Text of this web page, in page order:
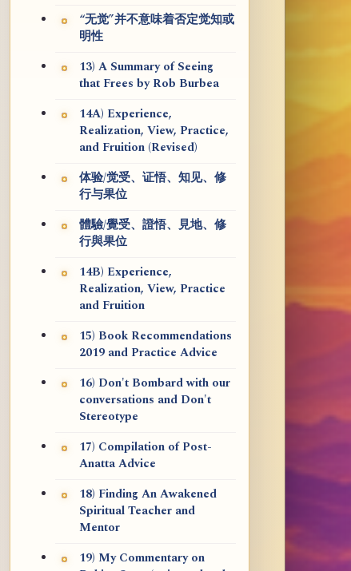
“无觉”并不意味着否定觉知或
明性
13) A Summary of Seeing
that Frees by Rob Burbea
14A) Experience,
Realization, View, Practice,
and Fruition (Revised)
体验/觉受、证悟、知见、修
行与果位
體驗/覺受、證悟、見地、修
行與果位
14B) Experience,
Realization, View, Practice
and Fruition
15) Book Recommendations
2019 and Practice Advice
16) Don't Bombard with our
conversations and Don't
Stereotype
17) Compilation of Post-
Anatta Advice
18) Finding An Awakened
Spiritual Teacher and
Mentor
19) My Commentary on